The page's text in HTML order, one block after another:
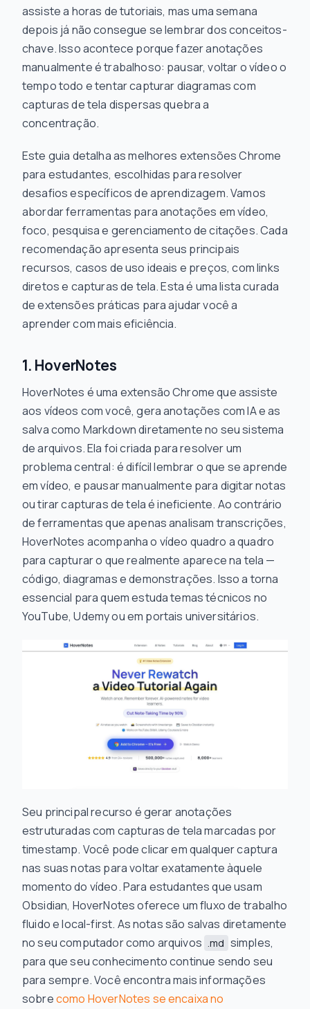
assiste a horas de tutoriais, mas uma semana
depois já não consegue se lembrar dos conceitos-
chave. Isso acontece porque fazer anotações
manualmente é trabalhoso: pausar, voltar o vídeo o
tempo todo e tentar capturar diagramas com
capturas de tela dispersas quebra a
concentração.
Este guia detalha as melhores extensões Chrome
para estudantes, escolhidas para resolver
desafios específicos de aprendizagem. Vamos
abordar ferramentas para anotações em vídeo,
foco, pesquisa e gerenciamento de citações. Cada
recomendação apresenta seus principais
recursos, casos de uso ideais e preços, com links
diretos e capturas de tela. Esta é uma lista curada
de extensões práticas para ajudar você a
aprender com mais eficiência.
1. HoverNotes
HoverNotes é uma extensão Chrome que assiste
aos vídeos com você, gera anotações com IA e as
salva como Markdown diretamente no seu sistema
de arquivos. Ela foi criada para resolver um
problema central: é difícil lembrar o que se aprende
em vídeo, e pausar manualmente para digitar notas
ou tirar capturas de tela é ineficiente. Ao contrário
de ferramentas que apenas analisam transcrições,
HoverNotes acompanha o vídeo quadro a quadro
para capturar o que realmente aparece na tela —
código, diagramas e demonstrações. Isso a torna
essencial para quem estuda temas técnicos no
YouTube, Udemy ou em portais universitários.
Seu principal recurso é gerar anotações
estruturadas com capturas de tela marcadas por
timestamp. Você pode clicar em qualquer captura
nas suas notas para voltar exatamente àquele
momento do vídeo. Para estudantes que usam
Obsidian, HoverNotes oferece um fluxo de trabalho
fluido e local-first. As notas são salvas diretamente
no seu computador como arquivos .md simples,
para que seu conhecimento continue sendo seu
para sempre. Você encontra mais informações
sobrecomo HoverNotes se encaixa no